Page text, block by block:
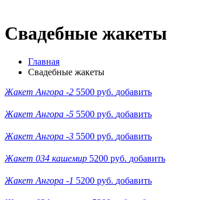
Свадебные жакеты
Главная
Свадебные жакеты
Жакет Ангора -2 5500 руб. добавить
Жакет Ангора -5 5500 руб. добавить
Жакет Ангора -3 5500 руб. добавить
Жакет 034 кашемир 5200 руб. добавить
Жакет Ангора -1 5200 руб. добавить